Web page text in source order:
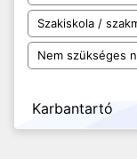
Szakiskola /
Nem szükséges
Karbantartó